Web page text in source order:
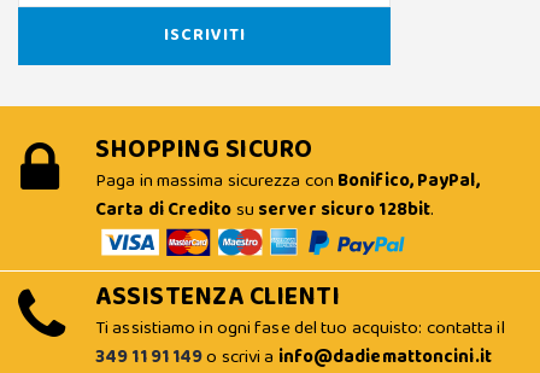
SHOPPING SICURO
Paga in massima sicurezza con Bonifico, PayPal,
Carta di Creditosu server sicuro 128bit.
ASSISTENZA CLIENTI
Ti assistiamo in ogni fase del tuo acquisto: contatta il
349 11 91 149o scrivi a info@dadiemattoncini.it